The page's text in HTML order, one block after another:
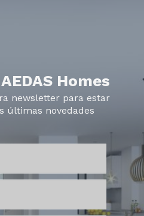
Homes
newsletter para estar
últimas novedades